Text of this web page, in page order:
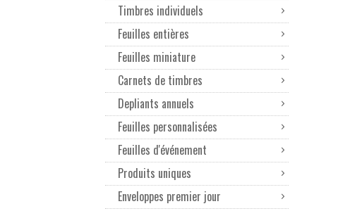
Timbres individuels
Feuilles entières
Feuilles miniature
Carnets de timbres
Depliants annuels
Feuilles personnalisées
Feuilles d'événement
Produits uniques
Enveloppes premier jour